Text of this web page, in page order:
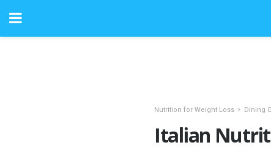
Nutrition for Weight Loss Dining
Italian